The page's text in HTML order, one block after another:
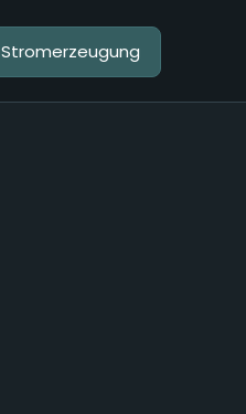
Stromerzeugung